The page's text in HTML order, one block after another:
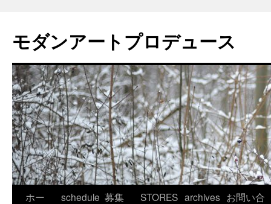
モダンアートプロデュース
ホー
schedule 募集
STORES archives お問い合